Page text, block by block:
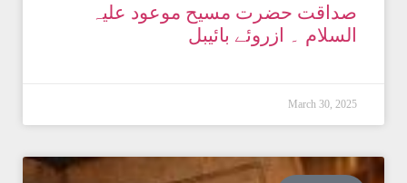
صداقت حضرت مسیح موعود علیہ
السلام ۔ ازروئے بائیبل
March 30, 2025